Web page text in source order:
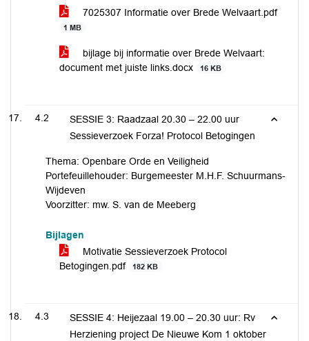
7025307 Informatie over Brede Welvaart.pdf
1 MB
bijlage bij informatie over Brede Welvaart:
document met juiste links.docx
16 KB
4.2
SESSIE 3: Raadzaal 20.30 – 22.00 uur
Sessieverzoek Forza! Protocol Betogingen
Thema: Openbare Orde en Veiligheid
Portefeuillehouder: Burgemeester M.H.F. Schuurmans-
Wijdeven
Voorzitter: mw. S. van de Meeberg
Bijlagen
Motivatie Sessieverzoek Protocol
Betogingen.pdf
182 KB
4.3
SESSIE 4: Heijezaal 19.00 – 20.30 uur: Rv
Herziening project De Nieuwe Kom 1 oktober